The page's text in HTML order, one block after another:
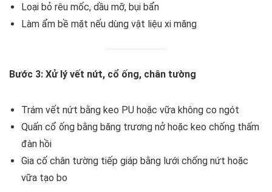
Loại bỏ rêu mốc, dầu mỡ, bụi bẩn
Làm ẩm bề mặt nếu dùng vật liệu xi măng
Bước 3: Xử lý vết nứt, cổ ống, chân tường
Trám vết nứt bằng keo PU hoặc vữa không co ngót
Quấn cổ ống bằng băng trương nở hoặc keo chống thấm
đàn hồi
Gia cố chân tường tiếp giáp bằng lưới chống nứt hoặc
vữa tạo bo